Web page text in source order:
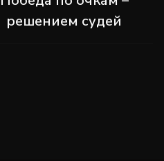
решением судей